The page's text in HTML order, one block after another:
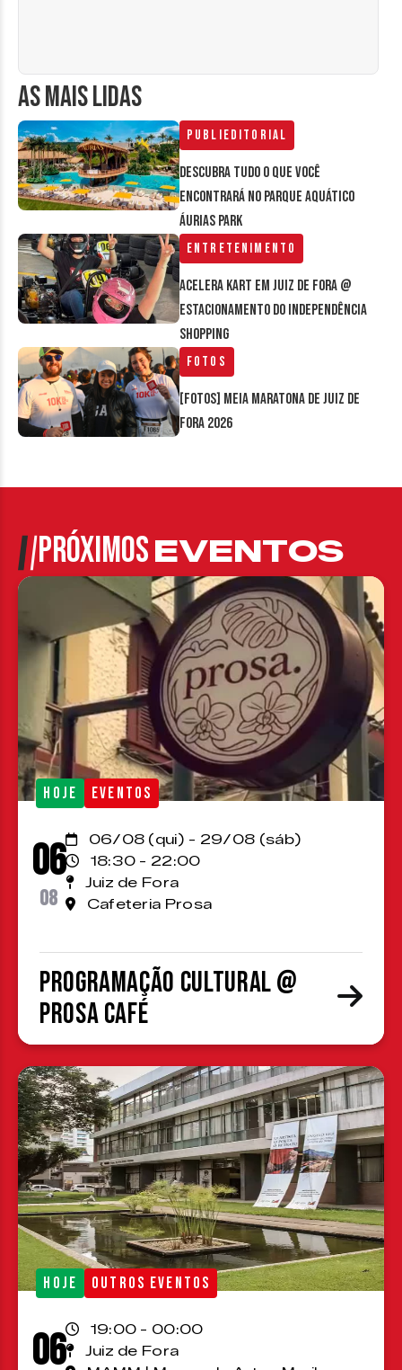
AS MAIS LIDAS
Publieditorial
Descubra tudo o que você
encontrará no parque aquático
Áurias Park
Entretenimento
Acelera Kart em Juiz de Fora @
estacionamento do Independência
Shopping
Fotos
[FOTOS] Meia Maratona de Juiz de
Fora 2026
PRÓXIMOSEVENTOS
HOJE EVENTOS
06
08
06/08 (qui) - 29/08 (sáb)
18:30 - 22:00
Juiz de Fora
Cafeteria Prosa
Programação cultural @
Prosa Café
HOJE OUTROS EVENTOS
06
19:00 - 00:00
Juiz de Fora